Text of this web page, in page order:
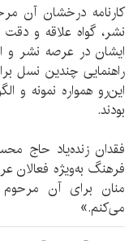
کارنامه درخشان آن
نشر، گواه علاقه و
ایشان در عرصه نشر و
راهنمایی چندین نسل
این‌رو همواره نمونه و
بودند.
فقدان زنده‌یاد حاج
فرهنگ به‌ویژه فعالان
منان برای آن
می‌کنم.»